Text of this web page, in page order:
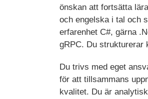
önskan att fortsätta
och engelska i tal och
erfarenhet C#, gärna
gRPC. Du strukturerar
Du trivs med eget
för att tillsammans
kvalitet. Du är